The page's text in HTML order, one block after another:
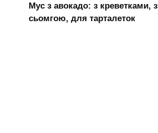
Мус з авокадо: з креветками, з
сьомгою, для тарталеток